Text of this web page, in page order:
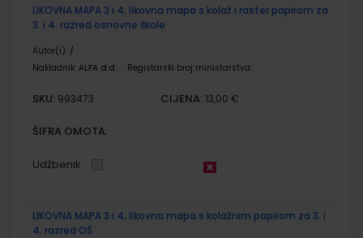
LIKOVNA MAPA 3 i 4; likovna mapa s kolaž i raster papirom za
3. i 4. razred osnovne škole
Autor(i): /
Nakladnik: ALFA d.d. Registarski broj ministarstva:
SKU: 993473 CIJENA: 13,00 €
ŠIFRA OMOTA:
Udžbenik
LIKOVNA MAPA 3 i 4; likovna mapa s kolažnim papirom za 3. i
4. razred OŠ